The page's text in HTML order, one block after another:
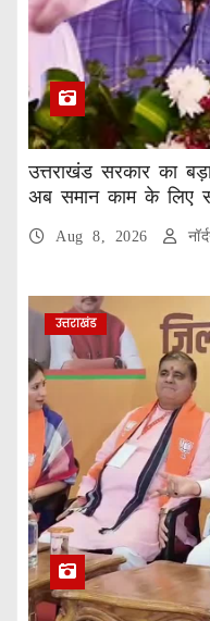
उत्तराखंड सरकार का
अब समान काम के लिए
Aug 8, 2026
उत्तराखंड